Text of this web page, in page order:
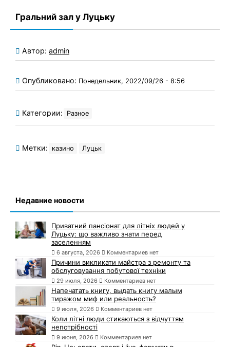
Гральний зал у Луцьку
Автор: admin
Опубликовано: Понедельник, 2022/09/26 - 8:56
Категории: Разное
Метки: казино Луцьк
Недавние новости
Приватний пансіонат для літніх людей у
Луцьку: що важливо знати перед
заселенням
6 августа, 2026 Комментариев нет
Причини викликати майстра з ремонту та
обслуговування побутової техніки
29 июля, 2026 Комментариев нет
Напечатать книгу, выдать книгу малым
тиражом миф или реальность?
9 июля, 2026 Комментариев нет
Коли літні люди стикаються з відчуттям
непотрібності
9 июня, 2026 Комментариев нет